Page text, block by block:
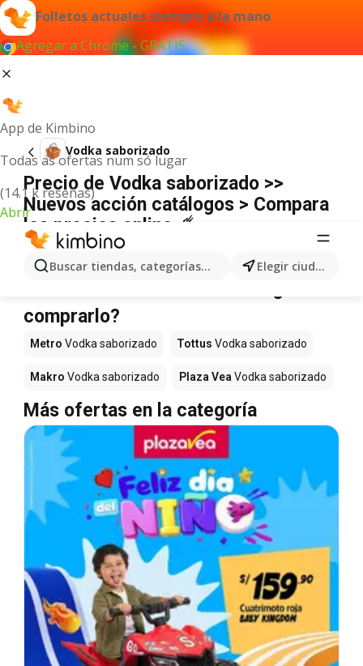
Folletos actuales siempre a la mano
Agregar a Chrome - GRATIS
App de Kimbino
Todas as ofertas num só lugar
(14.1 k reseñas)
Abrir
Buscar tiendas, categorías, productos... Elegir ciudad
Vodka saborizado
Precio de Vodka saborizado >>
Nuevos acción catálogos > Compara
los precios online ☄️
No hemos encontrado resultados para este
término.
comprarlo?
Metro Vodka saborizado Tottus Vodka saborizado
Makro Vodka saborizado Plaza Vea Vodka saborizado
Más ofertas en la categoría